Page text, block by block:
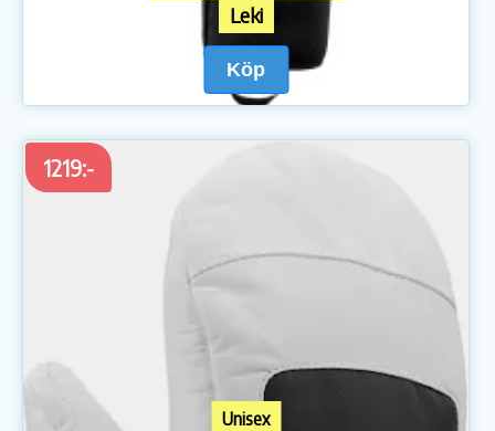
Leki
Köp
1219:-
Unisex